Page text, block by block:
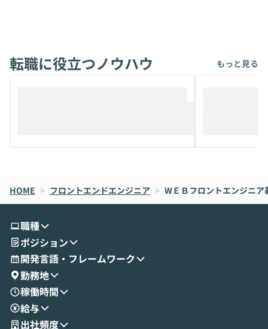
けでなく、想像以上の範囲まで自動化でき
ることは、まだあまり知られていません。
メルカリでの判断基準をもとに「なぜClau
oworkの基本的な機能をご紹介いただきま
す。 続く公開デモでは、実際にCoworkを
せいただきます。数分でワークフローが完
成する手軽さや、Gmail等の外部サービス
とセキュアに連携できるポイントなど、実
演を通じて具体的なイメージをお届けしま
す。 後半のディスカッションでは、セキュ
リティの考え方や社内導入の進め方など、
現場目線でさらに深掘りしていきます。
「自分の業務をAIで自動化してみたいけ
は、評判では
ているAIを選ぶこ
それぞれの本当
は、LLMのフル
ント構築の最前
転職に役立つノウハウ もっと見る
HOME > フロントエンドエンジニア > WＥＢフロントエンジニ
職種
ポジション
開発言語・フレームワーク
勤務地
稼働時間
給与
出社頻度